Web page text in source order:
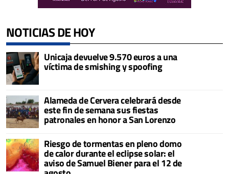
NOTICIAS DE HOY
Unicaja devuelve 9.570 euros a una
víctima de smishing y spoofing
Alameda de Cervera celebrará desde
este fin de semana sus fiestas
patronales en honor a San Lorenzo
Riesgo de tormentas en pleno domo
de calor durante el eclipse solar: el
aviso de Samuel Biener para el 12 de